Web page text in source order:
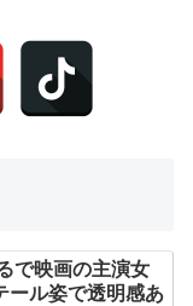
で映画の主演女
ール姿で透明感あ